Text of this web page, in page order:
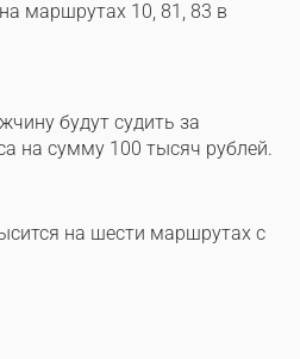
маршрутах 10, 81, 83 в
будут судить за
на сумму 100 тысяч рублей.
на шести маршрутах с